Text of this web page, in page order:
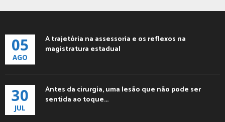
05
AGO
A trajetória na assessoria e os reflexos na
magistratura estadual
30
JUL
Antes da cirurgia, uma lesão que não pode ser
sentida ao toque...